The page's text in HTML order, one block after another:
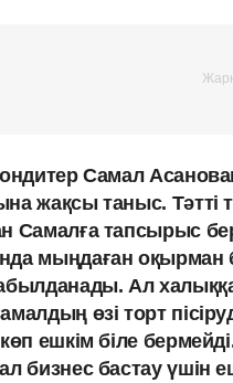
Самал
жақсы таныс. Тәтті
Самалға тапсырыс
мыңдаған оқырман
Ал
өзі торт
ешкім біле
бизнес бастау үшін